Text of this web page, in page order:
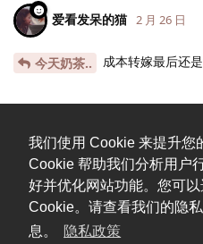
我们使用 Cookie 来提升您
Cookie 帮助我们分析用户
好并优化网站功能。您可
Cookie。请查看我们的隐
息。
隐私政策
爱看发呆的猫 2 月 26 日
今天奶茶.. 成本转嫁最后还
说点什么吧...